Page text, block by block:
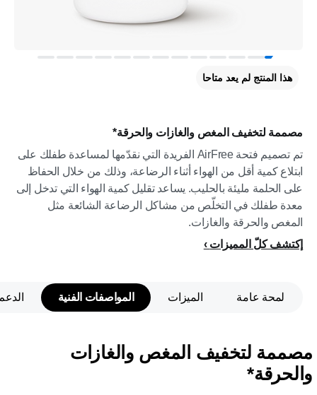
مصممة لتخفيف المغص والغازات والحرقة*
تم تصميم فتحة AirFree الفريدة التي نقدّمها لمساعدة طفلك على
ابتلاع كمية أقل من الهواء أثناء الرضاعة، وذلك من خلال الحفاظ
على الحلمة مليئة بالحليب. يساعد تقليل كمية الهواء التي تدخل إلى
معدة طفلك في التخلّص من مشاكل الرضاعة الشائعة مثل
المغص والحرقة والغازات.
إكتشف كلّ المميزات
هذا المنتج لم يعد متاحا
لمحة عامة الميزات المواصفات الفنية
مصممة لتخفيف المغص والغازات
والحرقة*